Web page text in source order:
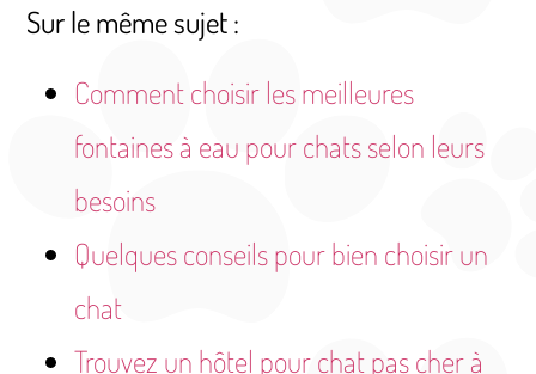
Sur le même sujet :
Comment choisir les meilleures
fontaines à eau pour chats selon leurs
besoins
Quelques conseils pour bien choisir un
chat
Trouvez un hôtel pour chat pas cher à